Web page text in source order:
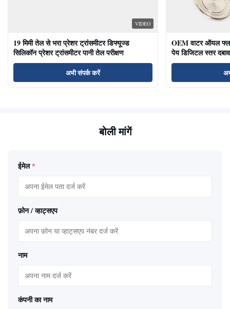
VIDEO
19 मिमी तेल से भरा प्रेशर ट्रांसमीटर डिफ्यूज्ड
सिलिकॉन प्रेशर ट्रांसमीटर पानी तेल परीक्षण
अभी संपर्क करें
OEM वाटर ऑयल
पेय डिजिटल स्तर
बोली मांगें
ईमेल *
फ़ोन / व्हाट्सएप
नाम
कंपनी का नाम